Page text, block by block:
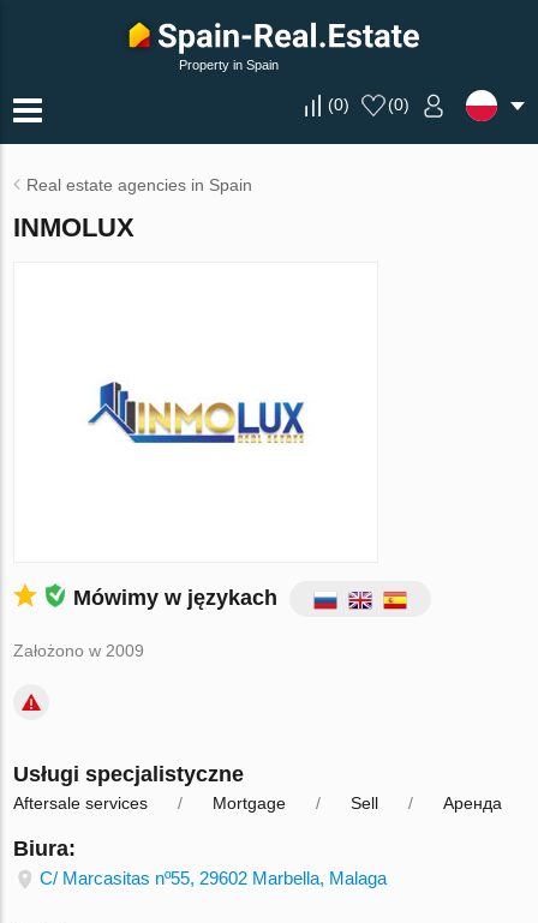
Property in Spain
(0) (0)
Real estate agencies in Spain
INMOLUX
Mówimy w językach
Założono w 2009
Usługi specjalistyczne
Aftersale services Mortgage Sell Аренда
Biura:
C/ Marcasitas nº55, 29602 Marbella, Malaga